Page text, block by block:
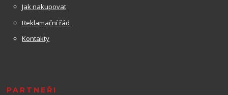
Jak nakupovat
Reklamační řád
Kontakty
PARTNEŘI